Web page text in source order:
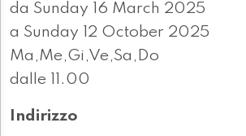
da Sunday 16 March 2025
a Sunday 12 October 2025
Ma,Me,Gi,Ve,Sa,Do
dalle 11.00
Indirizzo